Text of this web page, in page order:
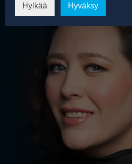
Hylkää Hyväksy